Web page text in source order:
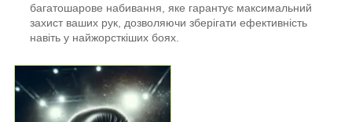
багатошарове набивання, яке гарантує максимальний
захист ваших рук, дозволяючи зберігати ефективність
навіть у найжорсткіших боях.